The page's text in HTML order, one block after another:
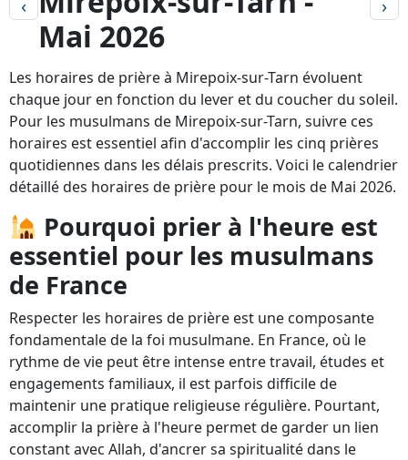
‹
Mai 2026
›
Les horaires de prière à Mirepoix-sur-Tarn évoluent
chaque jour en fonction du lever et du coucher du soleil.
Pour les musulmans de Mirepoix-sur-Tarn, suivre ces
horaires est essentiel afin d'accomplir les cinq prières
quotidiennes dans les délais prescrits. Voici le calendrier
détaillé des horaires de prière pour le mois de Mai 2026.
Pourquoi prier à l'heure est
essentiel pour les musulmans
de France
Respecter les horaires de prière est une composante
fondamentale de la foi musulmane. En France, où le
rythme de vie peut être intense entre travail, études et
engagements familiaux, il est parfois difficile de
maintenir une pratique religieuse régulière. Pourtant,
accomplir la prière à l'heure permet de garder un lien
constant avec Allah, d'ancrer sa spiritualité dans le